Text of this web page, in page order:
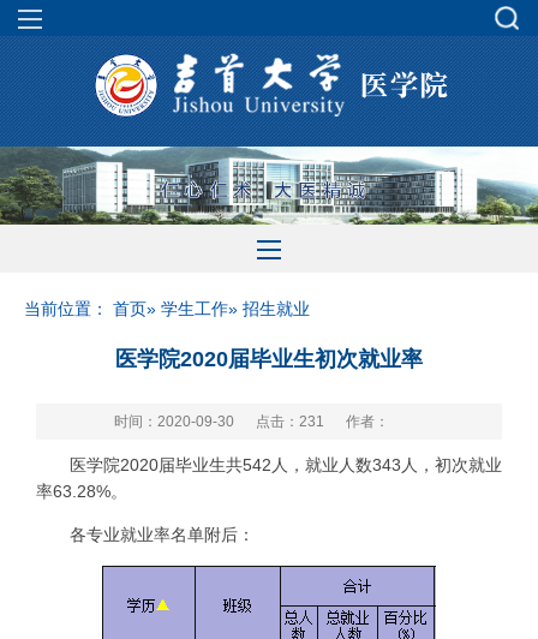
当前位置： 首页» 学生工作» 招生就业
医学院2020届毕业生初次就业率
时间：2020-09-30 点击： 231 作者：
医学院2020届毕业生共542人，就业人数343人，初次就业
率63.28%。
各专业就业率名单附后：